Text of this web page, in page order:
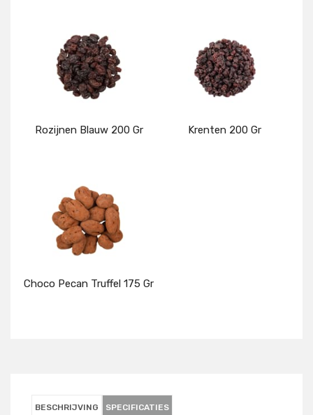
Details Details
Rozijnen Blauw 200 Gr
Details
Krenten 200 Gr
Choco Pecan Truffel 175 Gr
BESCHRIJVING SPECIFICATIES